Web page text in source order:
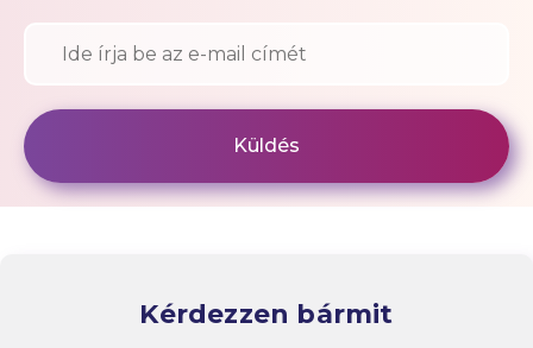
Kérdezzen bármit